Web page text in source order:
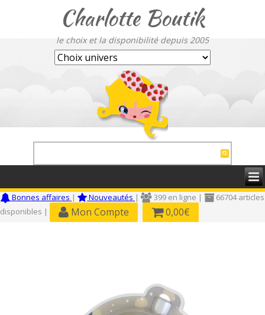
Charlotte Boutik
le choix et la disponibilité depuis 2005
Bonnes affaires | Nouveautés | 399 en ligne |
66704 articles
disponibles |
Mon Compte 0,00€